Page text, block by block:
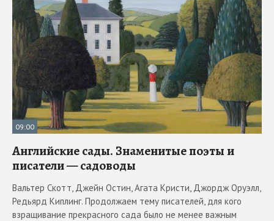
09:00
Английские сады. Знаменитые поэты и
писатели — садоводы
Вальтер Скотт, Джейн Остин, Агата Кристи, Джордж Оруэлл,
Редьярд Киплинг. Продолжаем тему писателей, для кого
взращивание прекрасного сада было не менее важным